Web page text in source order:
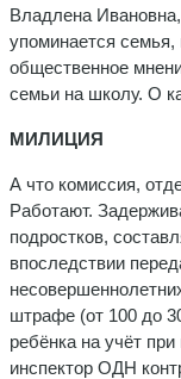
Владлена
упомина­ется семья,
общественное
семьи на школу. О
МИЛИЦИЯ
А что комиссия,
Работают.
подростков,
впоследствии
штрафе (от 100 до
ребёнка на учёт
инспектор ОДН